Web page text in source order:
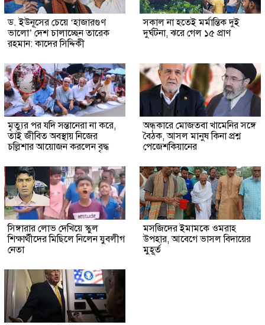
ড. ইউনূসের চেয়ে ‘হাজারগুণ
ভালো’ দেশ চালাচ্ছেন তারেক
রহমান: কাদের সিদ্দিকী
সকাল না হতেই মর্মান্তিক দুই
দুর্ঘটনা, ঝরে গেল ১৫ প্রাণ
মৃত্যুর পর যদি সন্তানেরা না করে,
তাই জীবিত অবস্থায় নিজের
চল্লিশার আয়োজন করলেন বৃদ্ধ
অন্ধকারে মোজতবা খামেনির সঙ্গে
বৈঠক, আসল মানুষ কিনা প্রশ্ন
পেজেশকিয়ানের
সিঙ্গারার লোভ দেখিয়ে স্কুল
শিক্ষার্থীদের মিছিলে নিলেন যুবলীগ
নেতা
মসজিদের ইমামকে ওমরাহ
উপহার, আবেগে ভাসল বিদায়ের
মুহূর্ত